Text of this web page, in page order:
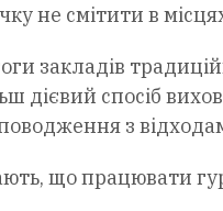
не смітити в
закладів
дієвий спосіб
з
що працювати